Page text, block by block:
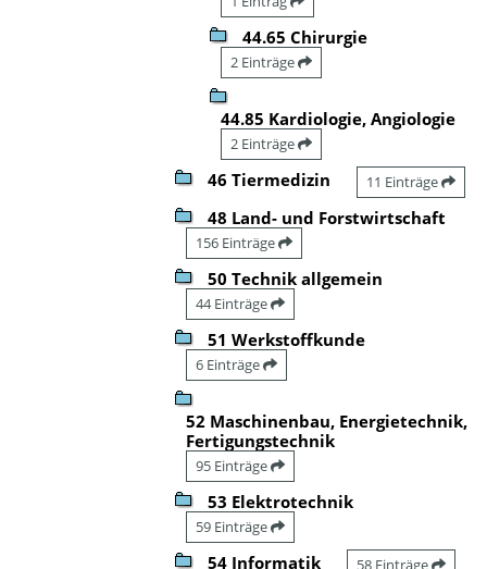
44.65 Chirurgie
2 Einträge
44.85 Kardiologie, Angiologie
2 Einträge
46 Tiermedizin 11 Einträge
48 Land- und Forstwirtschaft
156 Einträge
50 Technik allgemein
44 Einträge
51 Werkstoffkunde
6 Einträge
52 Maschinenbau, Energietechnik,
Fertigungstechnik
95 Einträge
53 Elektrotechnik
59 Einträge
54 Informatik 58 Einträge